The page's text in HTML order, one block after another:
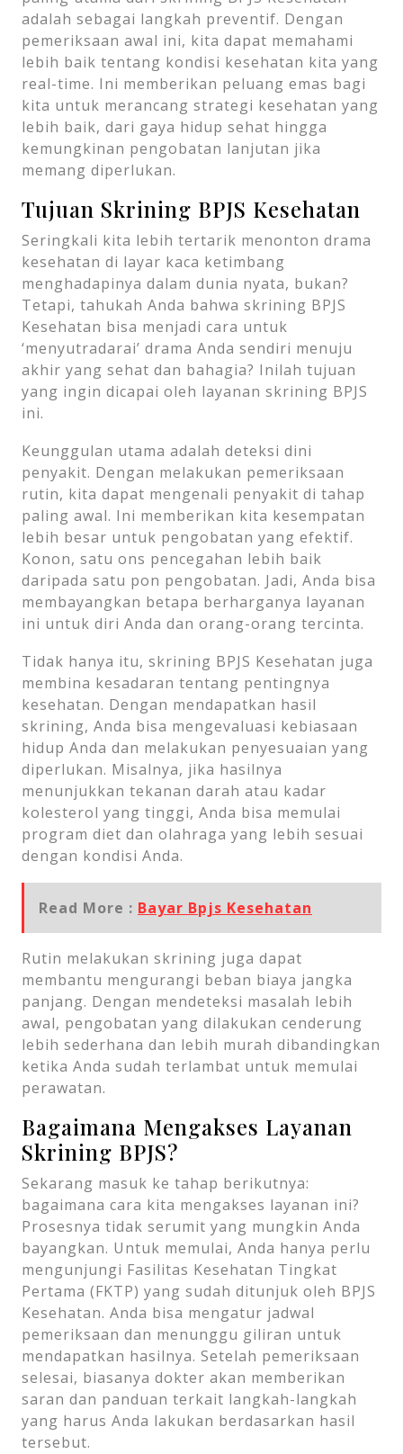
adalah sebagai langkah preventif. Dengan
pemeriksaan awal ini, kita dapat memahami
lebih baik tentang kondisi kesehatan kita yang
real-time. Ini memberikan peluang emas bagi
kita untuk merancang strategi kesehatan yang
lebih baik, dari gaya hidup sehat hingga
kemungkinan pengobatan lanjutan jika
memang diperlukan.
Tujuan Skrining BPJS Kesehatan
Seringkali kita lebih tertarik menonton drama
kesehatan di layar kaca ketimbang
menghadapinya dalam dunia nyata, bukan?
Tetapi, tahukah Anda bahwa skrining BPJS
Kesehatan bisa menjadi cara untuk
‘menyutradarai’ drama Anda sendiri menuju
akhir yang sehat dan bahagia? Inilah tujuan
yang ingin dicapai oleh layanan skrining BPJS
ini.
Keunggulan utama adalah deteksi dini
penyakit. Dengan melakukan pemeriksaan
rutin, kita dapat mengenali penyakit di tahap
paling awal. Ini memberikan kita kesempatan
lebih besar untuk pengobatan yang efektif.
Konon, satu ons pencegahan lebih baik
daripada satu pon pengobatan. Jadi, Anda bisa
membayangkan betapa berharganya layanan
ini untuk diri Anda dan orang-orang tercinta.
Tidak hanya itu, skrining BPJS Kesehatan juga
membina kesadaran tentang pentingnya
kesehatan. Dengan mendapatkan hasil
skrining, Anda bisa mengevaluasi kebiasaan
hidup Anda dan melakukan penyesuaian yang
diperlukan. Misalnya, jika hasilnya
menunjukkan tekanan darah atau kadar
kolesterol yang tinggi, Anda bisa memulai
program diet dan olahraga yang lebih sesuai
dengan kondisi Anda.
Read More : Bayar Bpjs Kesehatan
Rutin melakukan skrining juga dapat
membantu mengurangi beban biaya jangka
panjang. Dengan mendeteksi masalah lebih
awal, pengobatan yang dilakukan cenderung
lebih sederhana dan lebih murah dibandingkan
ketika Anda sudah terlambat untuk memulai
perawatan.
Bagaimana Mengakses Layanan
Skrining BPJS?
Sekarang masuk ke tahap berikutnya:
bagaimana cara kita mengakses layanan ini?
Prosesnya tidak serumit yang mungkin Anda
bayangkan. Untuk memulai, Anda hanya perlu
mengunjungi Fasilitas Kesehatan Tingkat
Pertama (FKTP) yang sudah ditunjuk oleh BPJS
Kesehatan. Anda bisa mengatur jadwal
pemeriksaan dan menunggu giliran untuk
mendapatkan hasilnya. Setelah pemeriksaan
selesai, biasanya dokter akan memberikan
saran dan panduan terkait langkah-langkah
yang harus Anda lakukan berdasarkan hasil
tersebut.